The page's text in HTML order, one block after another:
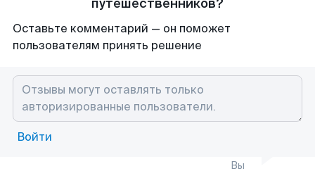
путешественников?
Оставьте комментарий — он поможет
пользователям принять решение
Войти
Вы